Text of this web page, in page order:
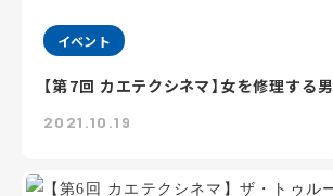
イベント
【第7回 カエテクシネマ】女を修理する男
2021.10.19